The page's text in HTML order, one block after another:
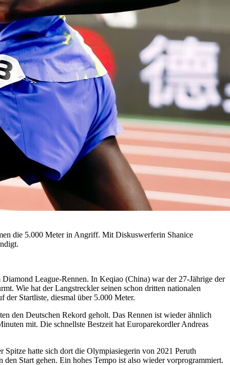
die 5.000 Meter in Angriff. Mit Diskuswerferin Shanice
League-Rennen. In Keqiao (China) war der 27-Jährige der
Wie hat der Langstreckler seinen schon dritten nationalen
der Startliste, diesmal über 5.000 Meter.
den Deutschen Rekord geholt. Das Rennen ist wieder ähnlich
mit. Die schnellste Bestzeit hat Europarekordler Andreas
hatte sich dort die Olympiasiegerin von 2021 Peruth
Start gehen. Ein hohes Tempo ist also wieder vorprogrammiert.